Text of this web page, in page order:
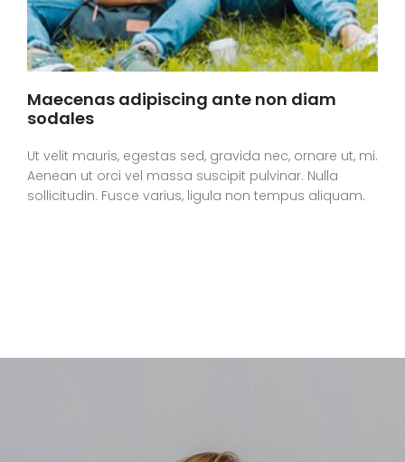
Maecenas adipiscing ante non diam
sodales
Ut velit mauris, egestas sed, gravida nec, ornare ut, mi.
Aenean ut orci vel massa suscipit pulvinar. Nulla
sollicitudin. Fusce varius, ligula non tempus aliquam.